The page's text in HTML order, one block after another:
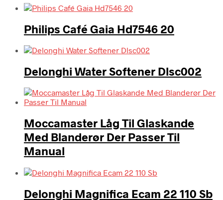
Philips Café Gaia Hd7546 20
Delonghi Water Softener Dlsc002
Moccamaster Låg Til Glaskande
Med Blanderør Der Passer Til
Manual
Delonghi Magnifica Ecam 22 110 Sb